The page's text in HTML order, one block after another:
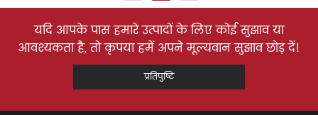
यदि आपके पास हमारे उत्पादों के लिए कोई सुझाव या
आवश्यकता है, तो कृपया हमें अपने मूल्यवान सुझाव छोड़ दें!
प्रतिपुष्टि